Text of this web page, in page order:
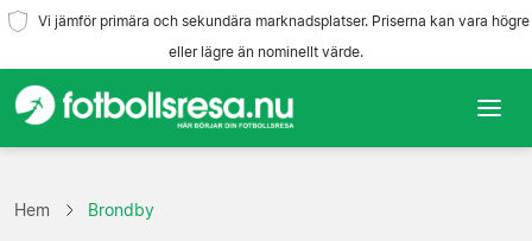
Vi jämför primära och sekundära marknadsplatser. Priserna kan vara högre
eller lägre än nominellt värde.
Lag
Hem Brondby